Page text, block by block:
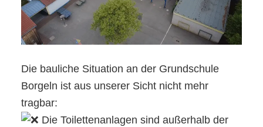
Die bauliche Situation an der Grundschule
Borgeln ist aus unserer Sicht nicht mehr
tragbar:
Die Toilettenanlagen sind außerhalb der